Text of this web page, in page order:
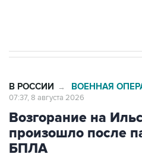
В РОССИИ → ВОЕННАЯ
07:37, 8 августа 2026
Возгорание на
произошло после
БПЛА